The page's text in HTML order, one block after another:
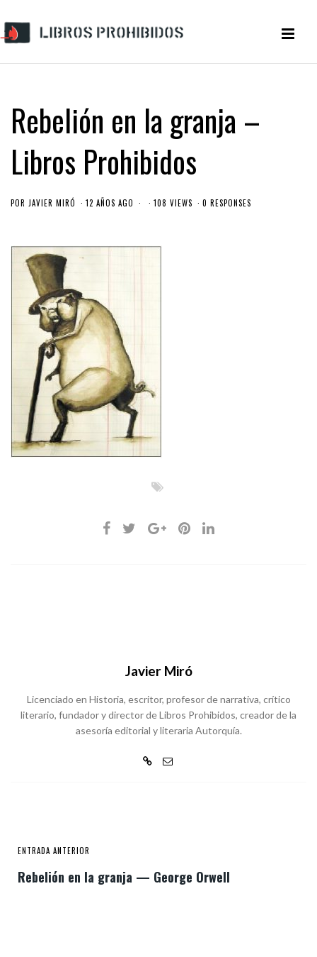
Rebelión en la granja –
Libros Prohibidos
POR JAVIER MIRÓ 12 AÑOS AGO 108 VIEWS 0 RESPONSES
Javier Miró
Licenciado en Historia, escritor, profesor de narrativa, crítico
literario, fundador y director de Libros Prohibidos, creador de la
asesoría editorial y literaria Autorquía.
ENTRADA ANTERIOR
Rebelión en la granja — George Orwell